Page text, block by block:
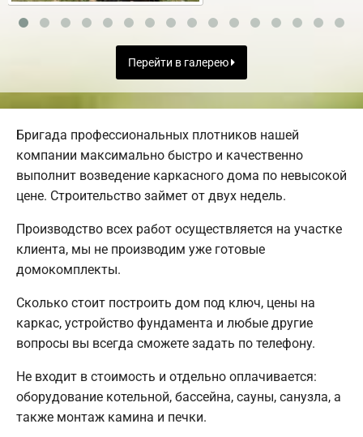
Перейти в галерею
Бригада профессиональных плотников нашей
компании максимально быстро и качественно
выполнит возведение каркасного дома по невысокой
цене. Строительство займет от двух недель.
Производство всех работ осуществляется на участке
клиента, мы не производим уже готовые
домокомплекты.
Сколько стоит построить дом под ключ, цены на
каркас, устройство фундамента и любые другие
вопросы вы всегда сможете задать по телефону.
Не входит в стоимость и отдельно оплачивается:
оборудование котельной, бассейна, сауны, санузла, а
также монтаж камина и печки.